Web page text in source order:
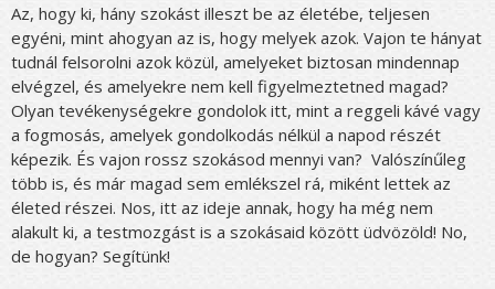
Az, hogy ki, hány szokást illeszt be az életébe, teljesen
egyéni, mint ahogyan az is, hogy melyek azok. Vajon te hányat
tudnál felsorolni azok közül, amelyeket biztosan mindennap
elvégzel, és amelyekre nem kell figyelmeztetned magad?
Olyan tevékenységekre gondolok itt, mint a reggeli kávé vagy
a fogmosás, amelyek gondolkodás nélkül a napod részét
képezik. És vajon rossz szokásod mennyi van? Valószínűleg
több is, és már magad sem emlékszel rá, miként lettek az
életed részei. Nos, itt az ideje annak, hogy ha még nem
alakult ki, a testmozgást is a szokásaid között üdvözöld! No,
de hogyan? Segítünk!